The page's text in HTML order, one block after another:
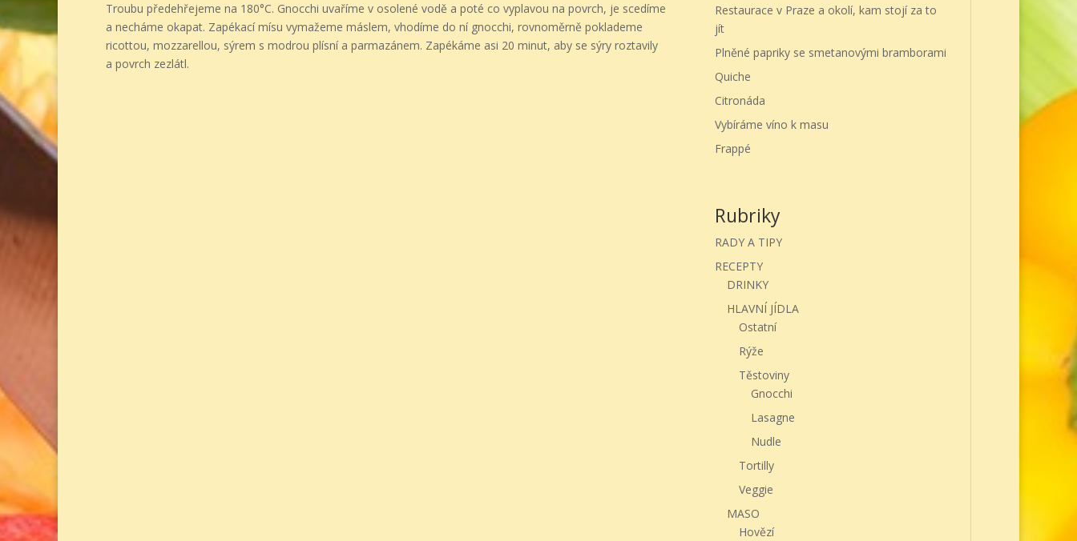
Troubu předehřejeme na 180°C. Gnocchi uvaříme v osolené vodě a poté co vyplavou na povrch, je scedíme
a necháme okapat. Zapékací mísu vymažeme máslem, vhodíme do ní gnocchi, rovnoměrně poklademe
ricottou, mozzarellou, sýrem s modrou plísní a parmazánem. Zapékáme asi 20 minut, aby se sýry roztavily
a povrch zezlátl.
Restaurace v Praze a okolí, kam stojí za to
jít
Plněné papriky se smetanovými bramborami
Quiche
Citronáda
Vybíráme víno k masu
Frappé
Rubriky
RADY A TIPY
RECEPTY
DRINKY
HLAVNÍ JÍDLA
Ostatní
Rýže
Těstoviny
Gnocchi
Lasagne
Nudle
Tortilly
Veggie
MASO
Hovězí